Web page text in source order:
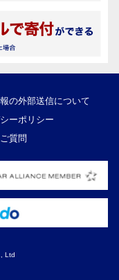
の外部送信について
ーポリシー
質問
Ltd